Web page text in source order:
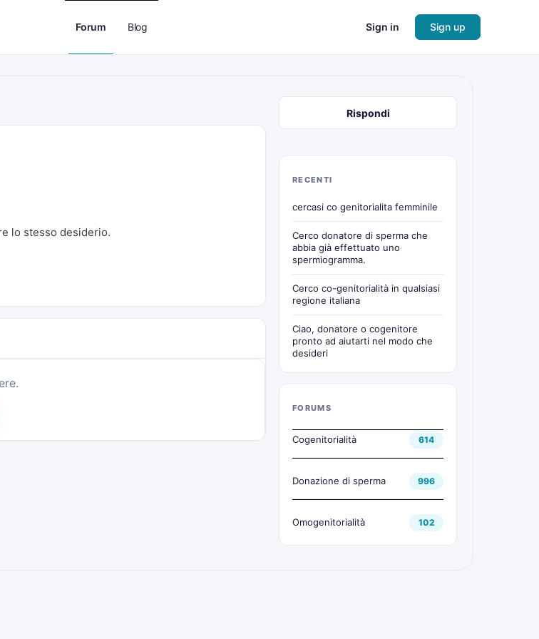
Forum Blog Sign in Sign up
lo stesso desiderio.
Rispondi
RECENTI
cercasi co genitorialita femminile
Cerco donatore di sperma che
abbia già effettuato uno
spermiogramma.
Cerco co-genitorialità in qualsiasi
regione italiana
Ciao, donatore o cogenitore
pronto ad aiutarti nel modo che
desideri
FORUMS
Cogenitorialità 614
Donazione di sperma 996
Omogenitorialità 102